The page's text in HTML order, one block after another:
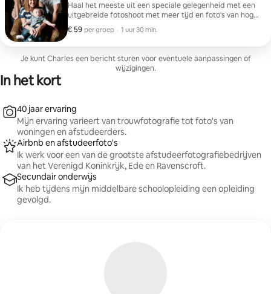
Haal het meeste uit een speciale gelegenheid met een
uitgebreide fotoshoot met meer tijd en foto's van hoge
kwaliteit.
€ 59 per groep
€ 59 per groep
, · 1 uur 30 min.
Je kunt Charles een bericht sturen voor eventuele aanpassingen of
wijzigingen.
In het kort
40 jaar ervaring
Mijn ervaring varieert van trouwfotografie tot foto's van
woningen en afstudeerders.
Airbnb en afstudeerfoto's
Ik werk voor een van de grootste afstudeerfotografiebedrijven
van het Verenigd Koninkrijk, Ede en Ravenscroft.
Secundair onderwijs
Ik heb tijdens mijn middelbare schoolopleiding een opleiding
gevolgd.